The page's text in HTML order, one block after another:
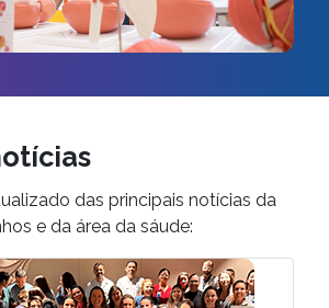
das principais notícias da
e da área da sáude: